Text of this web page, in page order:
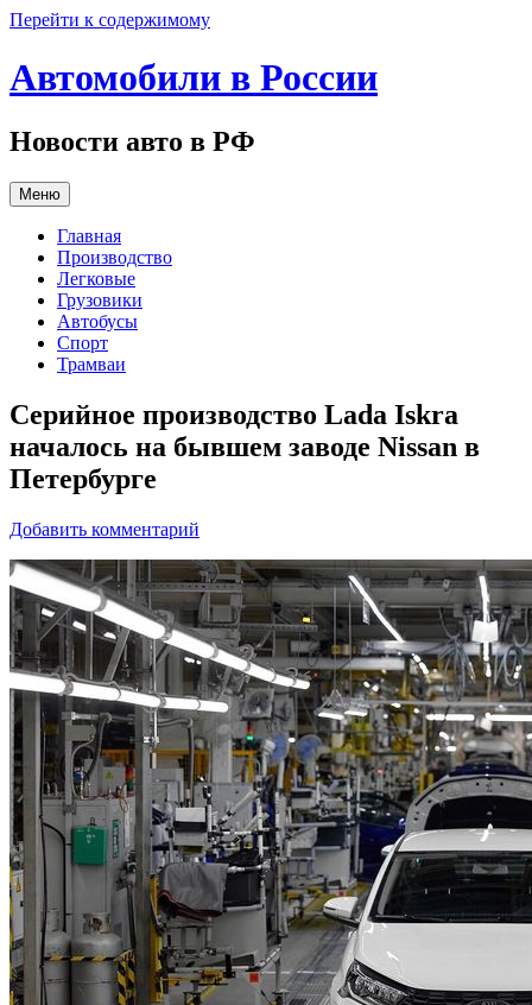
Перейти к содержимому
Автомобили в России
Новости авто в РФ
Меню
Главная
Производство
Легковые
Грузовики
Автобусы
Спорт
Трамваи
Серийное производство Lada Iskra
началось на бывшем заводе Nissan в
Петербурге
Добавить комментарий